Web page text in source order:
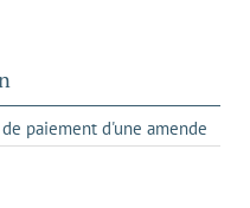
paiement d'une amende